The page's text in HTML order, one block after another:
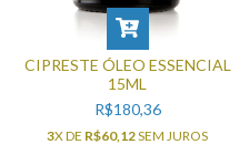
CIPRESTE ÓLEO ESSENCIAL
15ML
R$180,36
3X DE R$60,12SEM JUROS